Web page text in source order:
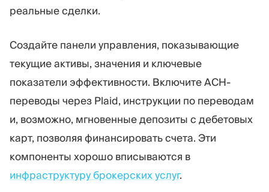
реальные сделки.
Создайте панели управления, показывающие
текущие активы, значения и ключевые
показатели эффективности. Включите ACH-
переводы через Plaid, инструкции по переводам
и, возможно, мгновенные депозиты с дебетовых
карт, позволяя финансировать счета. Эти
компоненты хорошо вписываются в
инфраструктуру брокерских услуг.